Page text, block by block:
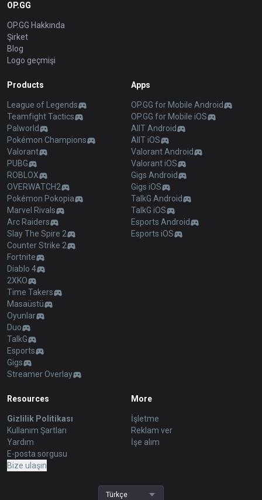
OP.GG
OP.GG Hakkında
Şirket
Blog
Logo geçmişi
Products
League of Legends
Teamfight Tactics
Palworld
Pokémon Champions
Valorant
PUBG
ROBLOX
OVERWATCH2
Pokémon Pokopia
Marvel Rivals
Arc Raiders
Slay The Spire 2
Counter Strike 2
Fortnite
Diablo 4
2XKO
Time Takers
Masaüstü
Oyunlar
Duo
TalkG
Esports
Gigs
Streamer Overlay
Apps
OP.GG for Mobile Android
OP.GG for Mobile iOS
AllT Android
AllT iOS
Valorant Android
Valorant iOS
Gigs Android
Gigs iOS
TalkG Android
TalkG iOS
Esports Android
Esports iOS
Resources
Gizlilik Politikası
Kullanım Şartları
Yardım
E-posta sorgusu
Bize ulaşın
More
İşletme
Reklam ver
İşe alım
Türkçe